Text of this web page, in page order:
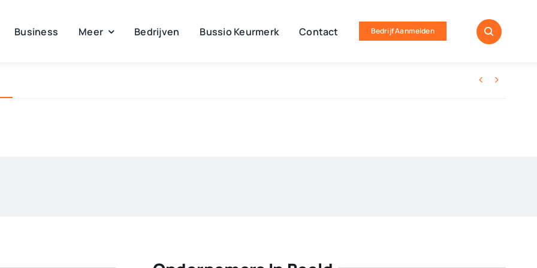
Business Meer Bedrijven Bussio Keurmerk Contact Bedrijf Aanmelden
 